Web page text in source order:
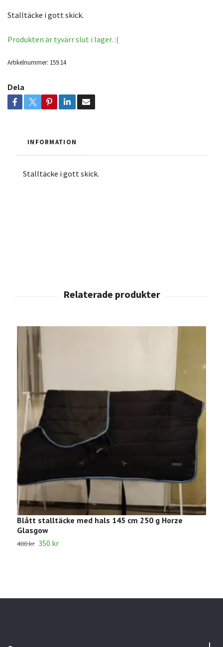
Stalltäcke i gott skick.
Produkten är tyvärr slut i lager. :(
Artikelnummer: 159.14
Dela
INFORMATION
Stalltäcke i gott skick.
Blått stalltäcke med hals 145 cm 250 g Horze
Glasgow
400 kr 350 kr